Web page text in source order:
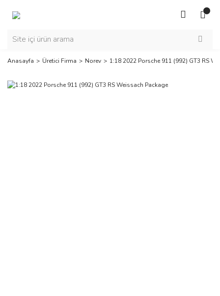
Anasayfa Üretici Firma Norev 1:18 2022 Porsche 911 (992) GT3 RS